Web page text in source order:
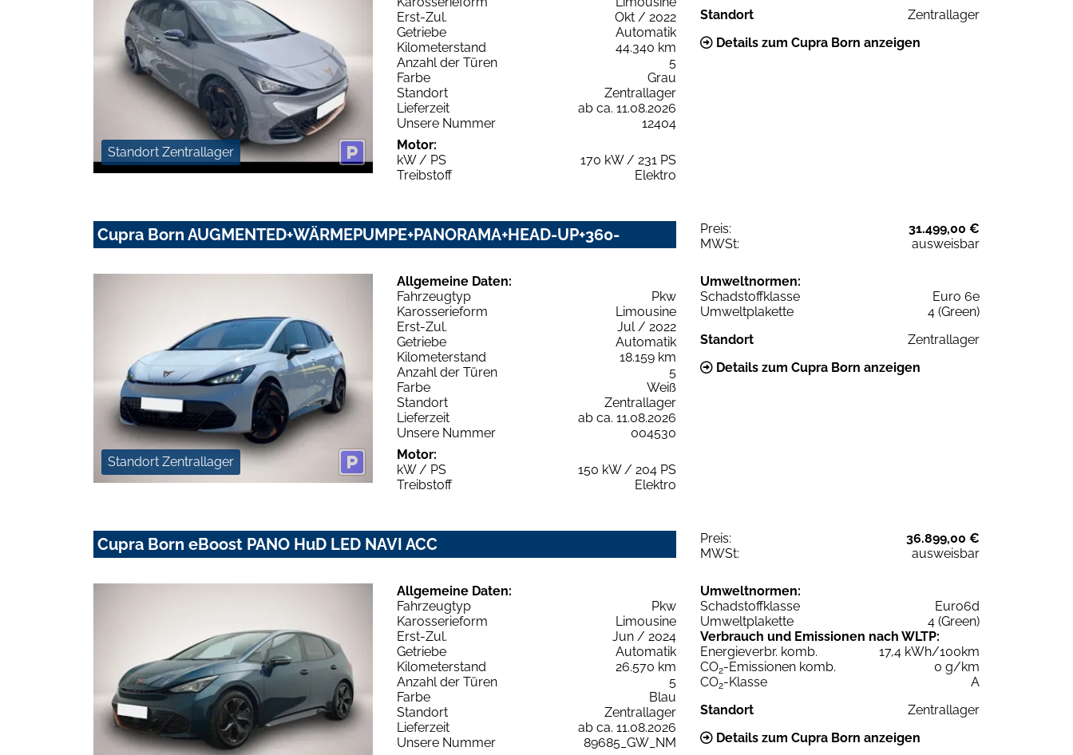
Standort Zentrallager
Erst-Zul.
Okt / 2022
Getriebe
Automatik
Kilometerstand
44.340 km
Anzahl der Türen
5
Farbe
Grau
Standort
Zentrallager
Lieferzeit
ab ca. 11.08.2026
Unsere Nummer
12404
Motor:
kW / PS
170 kW / 231 PS
Treibstoff
Elektro
Standort
Zentrallager
Details zum Cupra Born anzeigen
Cupra Born AUGMENTED+WÄRMEPUMPE+PANORAMA+HEAD-UP+360- Preis:
31.499,00 €
MWSt:
ausweisbar
Standort Zentrallager
Allgemeine Daten:
Fahrzeugtyp
Pkw
Karosserieform
Limousine
Erst-Zul.
Jul / 2022
Getriebe
Automatik
Kilometerstand
18.159 km
Anzahl der Türen
5
Farbe
Weiß
Standort
Zentrallager
Lieferzeit
ab ca. 11.08.2026
Unsere Nummer
004530
Motor:
kW / PS
150 kW / 204 PS
Treibstoff
Elektro
Umweltnormen:
Schadstoffklasse
Euro 6e
Umweltplakette
4 (Green)
Standort
Zentrallager
Details zum Cupra Born anzeigen
Cupra Born eBoost PANO HuD LED NAVI ACC Preis:
36.899,00 €
MWSt:
ausweisbar
Allgemeine Daten:
Fahrzeugtyp
Pkw
Karosserieform
Limousine
Erst-Zul.
Jun / 2024
Getriebe
Automatik
Kilometerstand
26.570 km
Anzahl der Türen
5
Farbe
Blau
Standort
Zentrallager
Lieferzeit
ab ca. 11.08.2026
Unsere Nummer
89685_GW_NM
Umweltnormen:
Schadstoffklasse
Euro6d
Umweltplakette
4 (Green)
Verbrauch und Emissionen nach WLTP:
Energieverbr. komb.
17,4 kWh/100km
CO2-Emissionen komb.
0 g/km
CO2-Klasse
A
Standort
Zentrallager
Details zum Cupra Born anzeigen